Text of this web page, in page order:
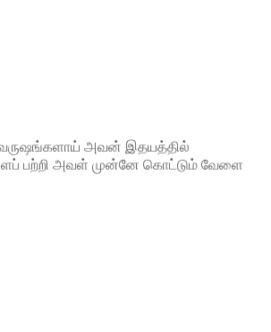
வருஷங்களாய் அவன் இதயத்தில்
பற்றி அவள் முன்னே கொட்டும் வேளை